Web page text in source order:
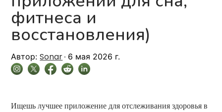
фитнеса и
восстановления)
Автор: Sonar 6 мая 2026 г.
Ищешь лучшее приложение для отслеживания здоровья в